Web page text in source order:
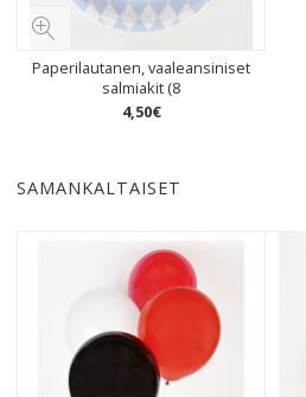
Paperilautanen, vaaleansiniset
salmiakit (8
4,50€
SAMANKALTAISET